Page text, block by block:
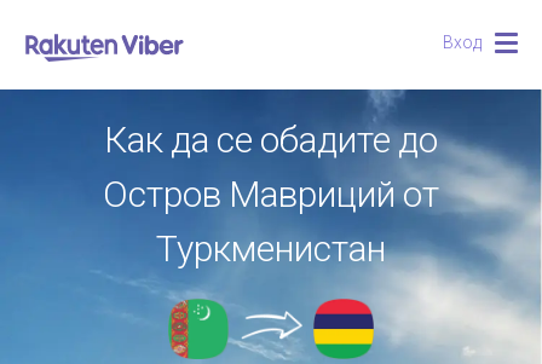
Вход
Как да се обадите до
Остров Мавриций от
Туркменистан